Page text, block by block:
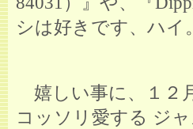
シは好きです、ハイ。
嬉しい事に、１２
コッソリ愛する ジ